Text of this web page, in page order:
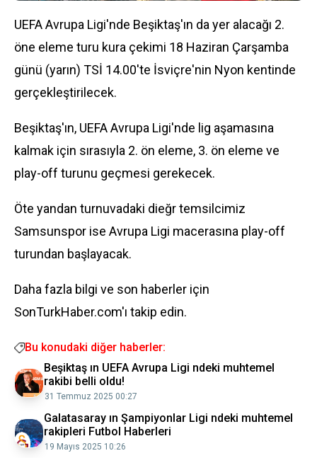
UEFA Avrupa Ligi'nde Beşiktaş'ın da yer alacağı 2.
öne eleme turu kura çekimi 18 Haziran Çarşamba
günü (yarın) TSİ 14.00'te İsviçre'nin Nyon kentinde
gerçekleştirilecek.
Beşiktaş'ın, UEFA Avrupa Ligi'nde lig aşamasına
kalmak için sırasıyla 2. ön eleme, 3. ön eleme ve
play-off turunu geçmesi gerekecek.
Öte yandan turnuvadaki dieğr temsilcimiz
Samsunspor ise Avrupa Ligi macerasına play-off
turundan başlayacak.
Daha fazla bilgi ve son haberler için
SonTurkHaber.com'ı takip edin.
Bu konudaki diğer haberler:
Beşiktaş ın UEFA Avrupa Ligi ndeki muhtemel
rakibi belli oldu!
31 Temmuz 2025 00:27
Galatasaray ın Şampiyonlar Ligi ndeki muhtemel
rakipleri Futbol Haberleri
19 Mayıs 2025 10:26